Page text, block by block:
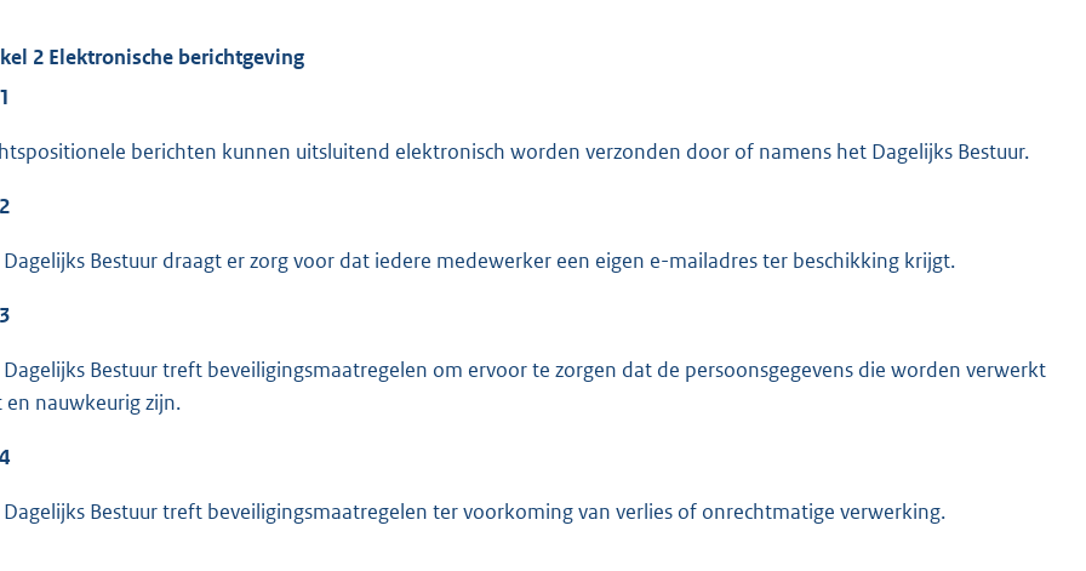
2 Elektronische berichtgeving
berichten kunnen uitsluitend elektronisch worden verzonden door of namens het Dagelijks Bestuur.
Bestuur draagt er zorg voor dat iedere medewerker een eigen e-mailadres ter beschikking krijgt.
Bestuur treft beveiligingsmaatregelen om ervoor te zorgen dat de persoonsgegevens die worden verwerkt
en nauwkeurig zijn.
Bestuur treft beveiligingsmaatregelen ter voorkoming van verlies of onrechtmatige verwerking.